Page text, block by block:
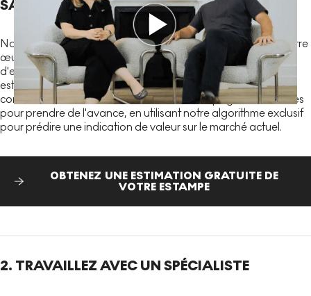
SANS ENGAGEMENT DÈS AUJOURD'HUI
Nos spécialistes fourniront une évaluation marchande de votre
œuvre en alliant les données de ventes privées aux résultats
d'enchères publiques afin de vous assurer de recevoir une
estimation juste et précise sur le marché actuel. Vous pouvez
consulter une estimation de la valeur sur les pages des œuvres
pour prendre de l'avance, en utilisant notre algorithme exclusif
pour prédire une indication de valeur sur le marché actuel.
OBTENEZ UNE ESTIMATION GRATUITE DE
VOTRE ESTAMPE
2. TRAVAILLEZ AVEC UN SPÉCIALISTE